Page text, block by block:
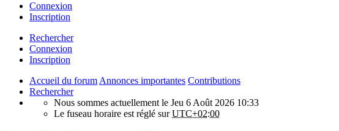
Connexion
Inscription
Rechercher
Connexion
Inscription
Accueil du forumAnnonces importantes Contributions
Rechercher
Nous sommes actuellement le Jeu 6 Août 2026 10:33
Le fuseau horaire est réglé surUTC+02:00